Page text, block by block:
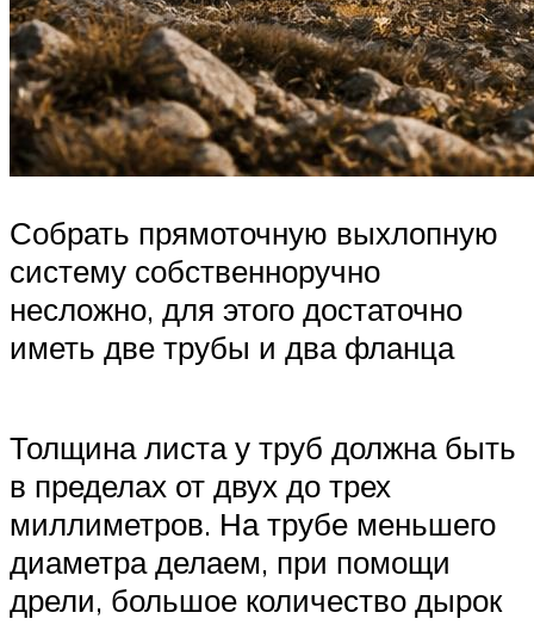
Собрать прямоточную выхлопную
систему собственноручно
несложно, для этого достаточно
иметь две трубы и два фланца
Толщина листа у труб должна быть
в пределах от двух до трех
миллиметров. На трубе меньшего
диаметра делаем, при помощи
дрели, большое количество дырок